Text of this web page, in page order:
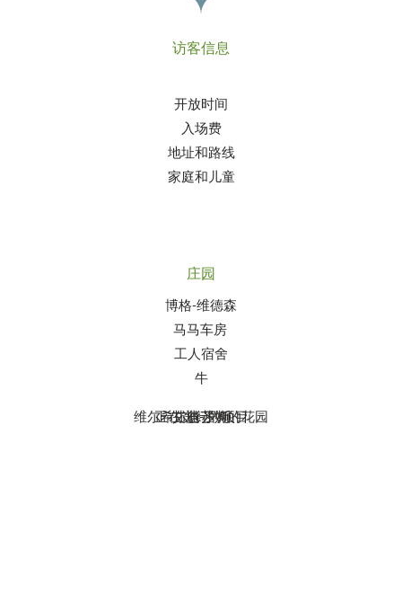
访客信息
开放时间
入场费
地址和路线
家庭和儿童
庄园
博格-维德森
马马车房
工人宿舍
牛
艾迪-罗斯
维尔希尔德苏姆的花园
正在进行的项目